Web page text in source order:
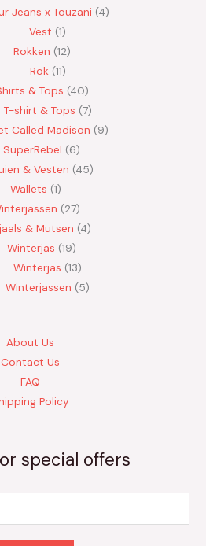
Jeans x Touzani 4
Vest 1
Rokken 12
Rok 11
& Tops 40
T-shirt & Tops 7
Called Madison 9
SuperRebel
6
& Vesten 45
Wallets 1
27
& Mutsen 4
Winterjas 19
Winterjas 13
Winterjassen
5
About Us
Contact Us
FAQ
Policy
special offers